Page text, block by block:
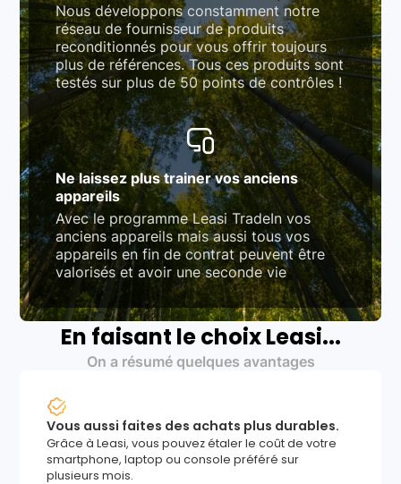
Nous développons constamment notre
réseau de fournisseur de produits
reconditionnés pour vous offrir toujours
plus de références. Tous ces produits sont
testés sur plus de 50 points de contrôles !
Ne laissez plus trainer vos anciens
appareils
Avec le programme Leasi TradeIn vos
anciens appareils mais aussi tous vos
appareils en fin de contrat peuvent être
valorisés et avoir une seconde vie
En faisant le choix Leasi...
On a résumé quelques avantages
Vous aussi faites des achats plus durables.
Grâce à Leasi, vous pouvez étaler le coût de votre
smartphone, laptop ou console préféré sur
plusieurs mois.